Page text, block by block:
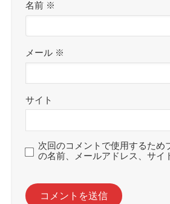
名前 ※
メール ※
サイト
次回のコメントで使用するため
の名前、メールアドレス、サイ